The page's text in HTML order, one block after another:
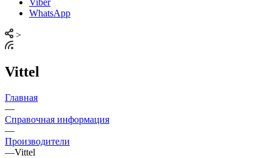
Viber
WhatsApp
>
Vittel
Главная
—
Справочная информация
—
Производители
—Vittel